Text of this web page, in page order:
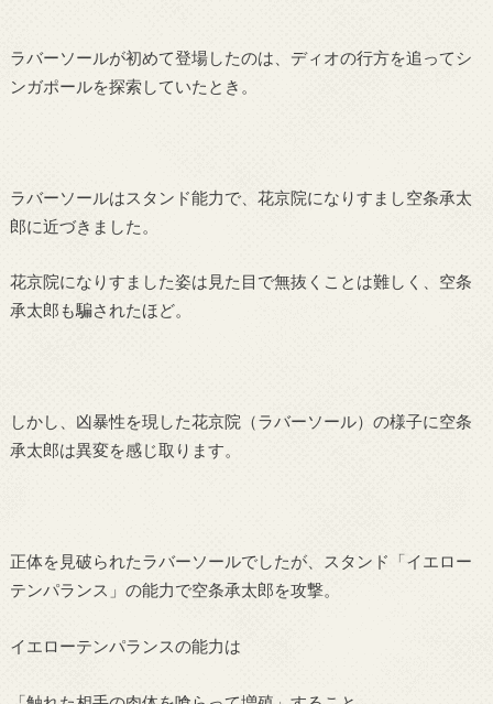
ラバーソールが初めて登場したのは、ディオの行方を追ってシ
ンガポールを探索していたとき。
ラバーソールはスタンド能力で、花京院になりすまし空条承太
郎に近づきました。
花京院になりすました姿は見た目で無抜くことは難しく、空条
承太郎も騙されたほど。
しかし、凶暴性を現した花京院（ラバーソール）の様子に空条
承太郎は異変を感じ取ります。
正体を見破られたラバーソールでしたが、スタンド「イエロー
テンパランス」の能力で空条承太郎を攻撃。
イエローテンパランスの能力は